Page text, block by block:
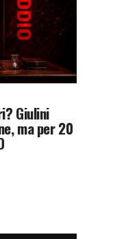
Giulini
ma per 20